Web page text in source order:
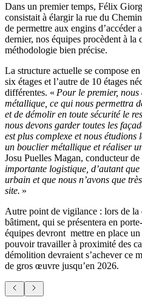
Dans un premier temps, Félix
consistait à élargir la rue du
de permettre aux engins d’accéder
dernier, nos équipes procèdent à
méthodologie bien précise.
La structure actuelle se compose
six étages et l’autre de 10 étages
différentes. « Pour le premier,
métallique, ce qui nous permettra
et de démolir en toute sécurité le
nous devons garder toutes les
est plus complexe et nous
un bouclier métallique et réaliser
Josu Puelles Magan, conducteur
importante logistique, d’autant
urbain et que nous n’avons que
site. »
Autre point de vigilance : lors de la
bâtiment, qui se présentera en
équipes devront mettre en place
pouvoir travailler à proximité des
démolition devraient s’achever ce
de gros œuvre jusqu’en 2026.